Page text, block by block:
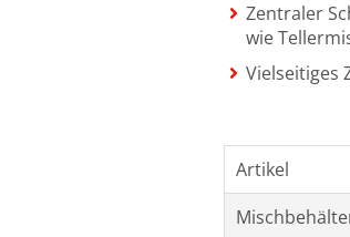
Zentraler
wie
Vielseitiges
Artikel